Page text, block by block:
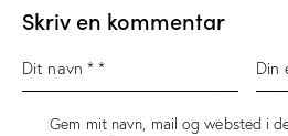
Skriv en kommentar
Gem mit navn, mail og websted i